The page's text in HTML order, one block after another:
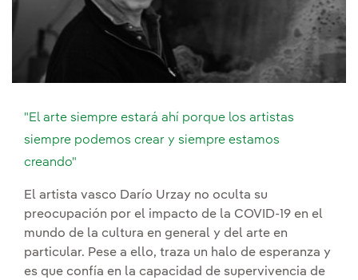
"El arte siempre estará ahí porque los artistas
siempre podemos crear y siempre estamos
creando"
El artista vasco Darío Urzay no oculta su
preocupación por el impacto de la COVID-19 en el
mundo de la cultura en general y del arte en
particular. Pese a ello, traza un halo de esperanza y
es que confía en la capacidad de supervivencia de